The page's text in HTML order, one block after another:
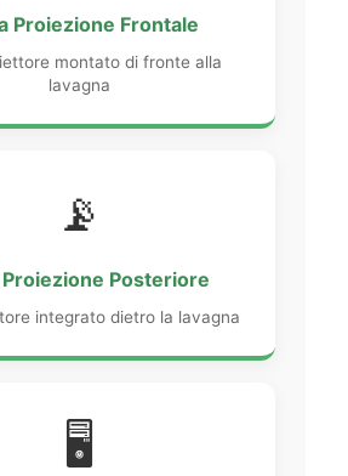
Proiezione Frontale
montato di fronte alla
lavagna
📡
Proiezione Posteriore
integrato dietro la lavagna
🖥️